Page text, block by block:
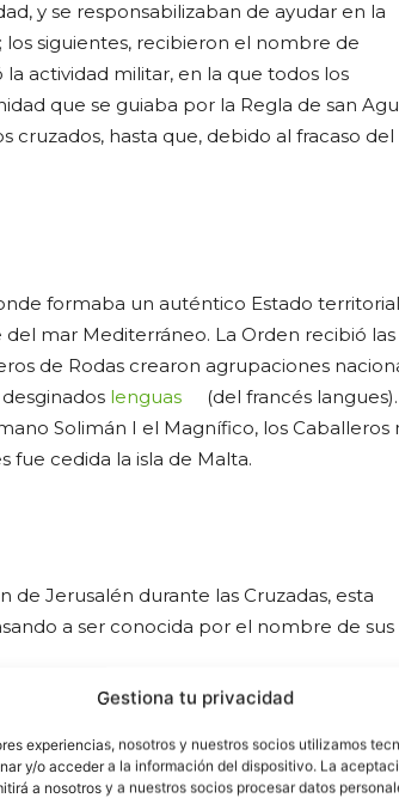
Gestiona tu privacidad
experiencias, nosotros y nuestros socios utilizamos
y/o acceder a la información del dispositivo. La
a nosotros y a nuestros socios procesar datos
y se responsabilizaban de ayudar en la
los siguientes, recibieron el nombre de
actividad militar, en la que todos los
que se guiaba por la Regla de san
cruzados, hasta que, debido al fracaso del
formaba un auténtico Estado
mar Mediterráneo. La Orden recibió las
de Rodas crearon agrupaciones
lenguas
(del francés langues).
Solimán I el Magnífico, los Caballeros
fue cedida la isla de Malta.
Jerusalén durante las Cruzadas, esta
a ser conocida por el nombre de sus
de Malta, como empezaron a ser llamados,
Orden figuró en la historia europea
sus propiedades en Inglaterra y en